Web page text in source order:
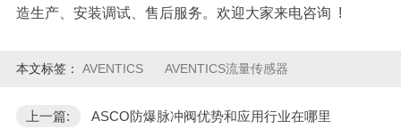
造生产、安装调试、售后服务。欢迎大家来电咨询 !
本文标签： AVENTICS AVENTICS流量传感器
上一篇: ASCO防爆脉冲阀优势和应用行业在哪里